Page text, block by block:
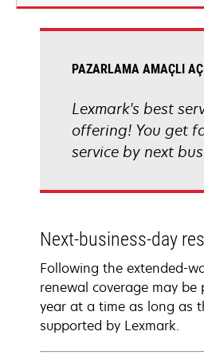
PAZARLAMA AMAÇLI
Lexmark's best
offering! You get
service by next
Next-business-day
Following the extended-
renewal coverage may be
year at a time as long as
supported by Lexmark.